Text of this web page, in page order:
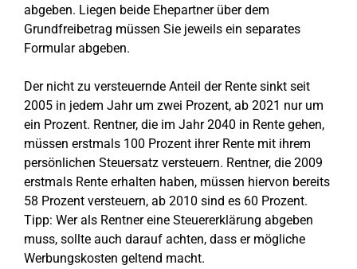
abgeben. Liegen beide Ehepartner über dem
Grundfreibetrag müssen Sie jeweils ein separates
Formular abgeben.
Der nicht zu versteuernde Anteil der Rente sinkt seit
2005 in jedem Jahr um zwei Prozent, ab 2021 nur um
ein Prozent. Rentner, die im Jahr 2040 in Rente gehen,
müssen erstmals 100 Prozent ihrer Rente mit ihrem
persönlichen Steuersatz versteuern. Rentner, die 2009
erstmals Rente erhalten haben, müssen hiervon bereits
58 Prozent versteuern, ab 2010 sind es 60 Prozent.
Tipp: Wer als Rentner eine Steuererklärung abgeben
muss, sollte auch darauf achten, dass er mögliche
Werbungskosten geltend macht.